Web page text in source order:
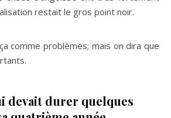
restait le gros point noir.
comme problèmes; mais on dira que
devait durer quelques